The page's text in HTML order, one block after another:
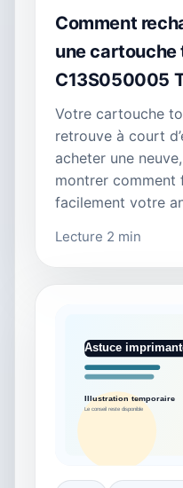
Comment
une cartouche
C13S050005
Votre cartouche
retrouve à court
acheter une
montrer comment
facilement votre
Lecture 2 min